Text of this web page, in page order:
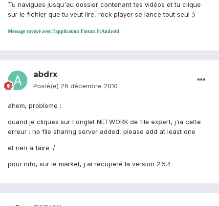
Tu navigues jusqu'au dossier contenant tes vidéos et tu clique
sur le fichier que tu veut lire, rock player se lance tout seul :)
Message envoyé avec l'application Forum FrAndroid
abdrx
Posté(e) 26 décembre 2010
ahem, probleme :
quand je cliques sur l'onglet NETWORK de file expert, j'ia cette
erreur : no file sharing server added, please add at least one
et rien a faire :/
pour info, sur le market, j ai recuperé la version 2.5.4